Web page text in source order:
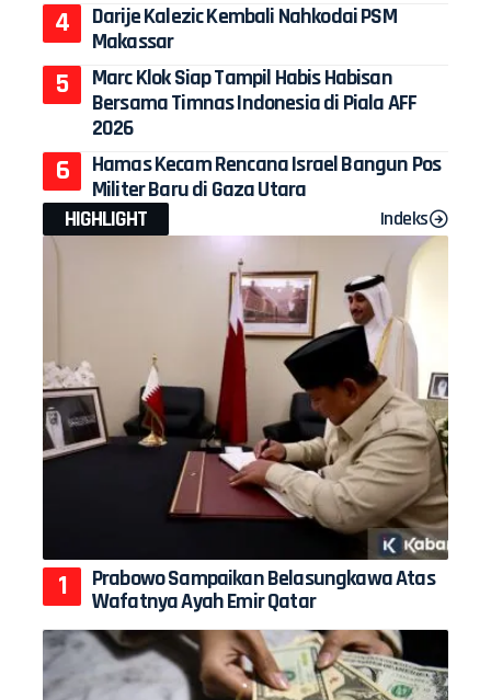
Darije Kalezic Kembali Nahkodai PSM
Makassar
Marc Klok Siap Tampil Habis Habisan
Bersama Timnas Indonesia di Piala AFF
2026
Hamas Kecam Rencana Israel Bangun Pos
Militer Baru di Gaza Utara
HIGHLIGHT
Indeks
Prabowo Sampaikan Belasungkawa Atas
Wafatnya Ayah Emir Qatar